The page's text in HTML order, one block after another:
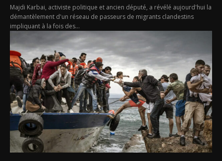
Majdi Karbai, activiste politique et ancien député, a révélé aujourd'hui la
démantèlement d'un réseau de passeurs de migrants clandestins
impliquant à la fois des...